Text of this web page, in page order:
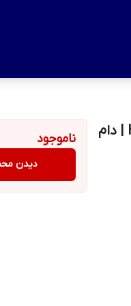
دوربین IP برند هایتک(hi-tech) مدل HID-3703-WA-2.8 | دام ناموجود
دیدن